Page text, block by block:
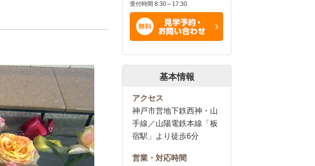
受付時間 8:30～17:30
基本情報
アクセス
神戸市営地下鉄西神・山
手線／山陽電鉄本線「板
宿駅」より徒歩6分
営業・対応時間